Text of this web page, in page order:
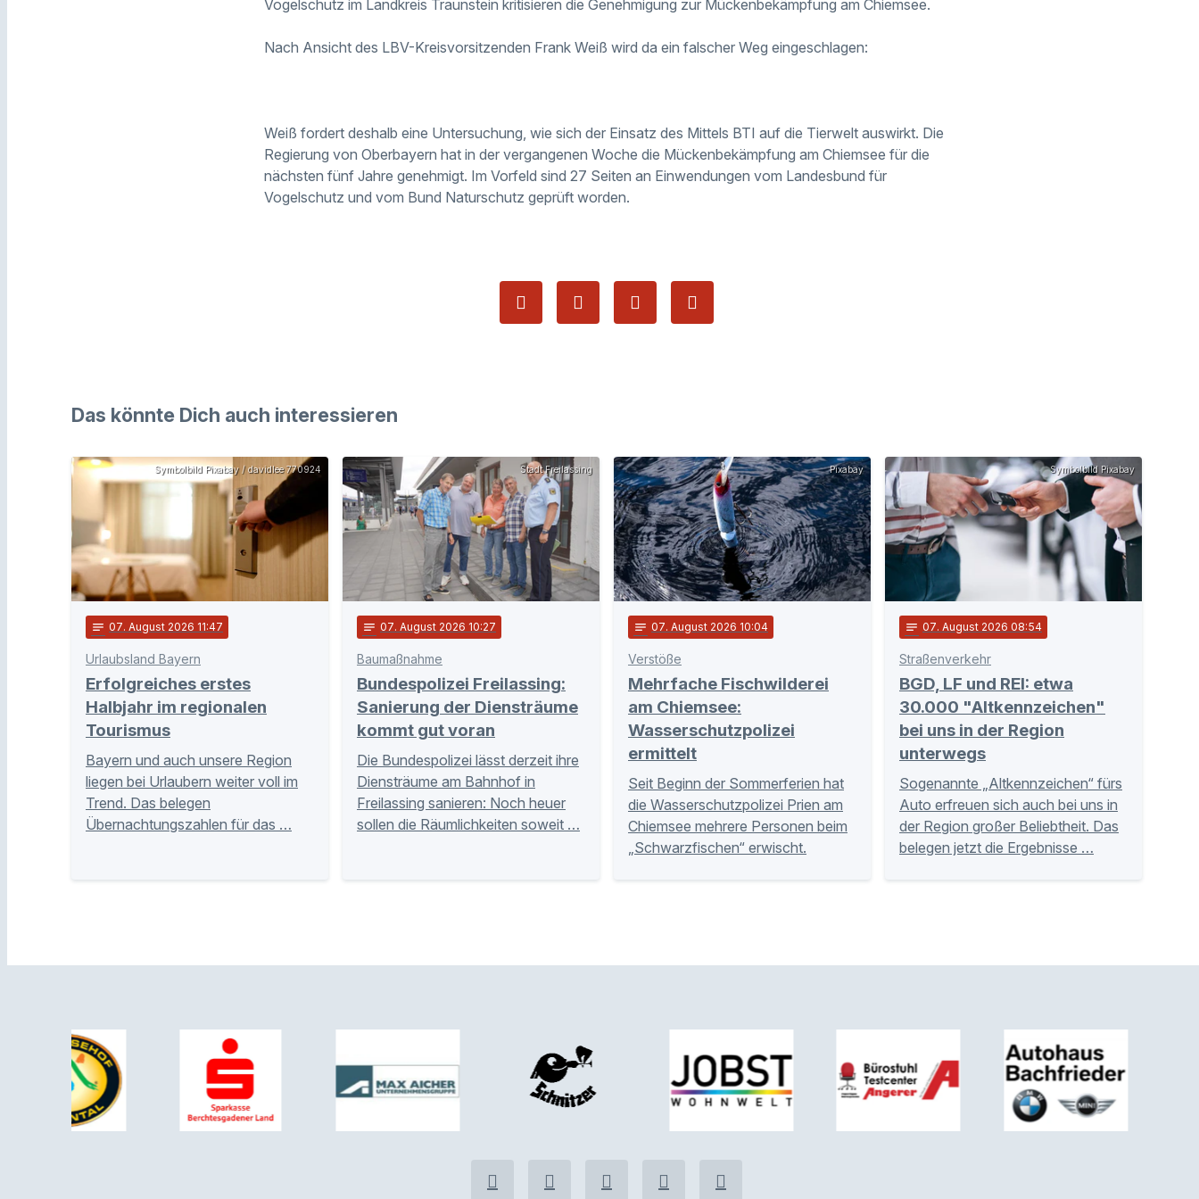
Vogelschutz im Landkreis Traunstein kritisieren die Genehmigung zur Mückenbekämpfung am Chiemsee.
Nach Ansicht des LBV-Kreisvorsitzenden Frank Weiß wird da ein falscher Weg eingeschlagen:
Weiß fordert deshalb eine Untersuchung, wie sich der Einsatz des Mittels BTI auf die Tierwelt auswirkt. Die
Regierung von Oberbayern hat in der vergangenen Woche die Mückenbekämpfung am Chiemsee für die
nächsten fünf Jahre genehmigt. Im Vorfeld sind 27 Seiten an Einwendungen vom Landesbund für
Vogelschutz und vom Bund Naturschutz geprüft worden.
Das könnte Dich auch interessieren
Symbolbild Pixabay / davidlee 770924
notes 07. August 2026 11:47
Urlaubsland Bayern
Erfolgreiches erstes
Halbjahr im regionalen
Tourismus
Bayern und auch unsere Region
liegen bei Urlaubern weiter voll im
Trend. Das belegen
Übernachtungszahlen für das …
Stadt Freilassing
notes 07. August 2026 10:27
Baumaßnahme
Bundespolizei Freilassing:
Sanierung der Diensträume
kommt gut voran
Die Bundespolizei lässt derzeit ihre
Diensträume am Bahnhof in
Freilassing sanieren: Noch heuer
sollen die Räumlichkeiten soweit …
Pixabay
notes 07. August 2026 10:04
Verstöße
Mehrfache Fischwilderei
am Chiemsee:
Wasserschutzpolizei
ermittelt
Seit Beginn der Sommerferien hat
die Wasserschutzpolizei Prien am
Chiemsee mehrere Personen beim
„Schwarzfischen“ erwischt.
Symbolbild Pixabay
notes 07. August 2026 08:54
Straßenverkehr
BGD, LF und REI: etwa
30.000 "Altkennzeichen"
bei uns in der Region
unterwegs
Sogenannte „Altkennzeichen“ fürs
Auto erfreuen sich auch bei uns in
der Region großer Beliebtheit. Das
belegen jetzt die Ergebnisse …